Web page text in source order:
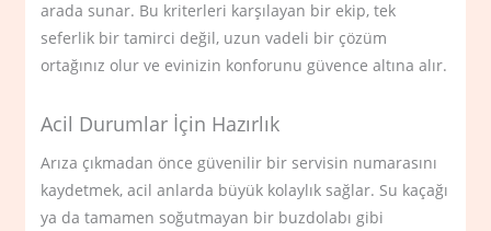
arada sunar. Bu kriterleri karşılayan bir ekip, tek
seferlik bir tamirci değil, uzun vadeli bir çözüm
ortağınız olur ve evinizin konforunu güvence altına alır.
Acil Durumlar İçin Hazırlık
Arıza çıkmadan önce güvenilir bir servisin numarasını
kaydetmek, acil anlarda büyük kolaylık sağlar. Su kaçağı
ya da tamamen soğutmayan bir buzdolabı gibi